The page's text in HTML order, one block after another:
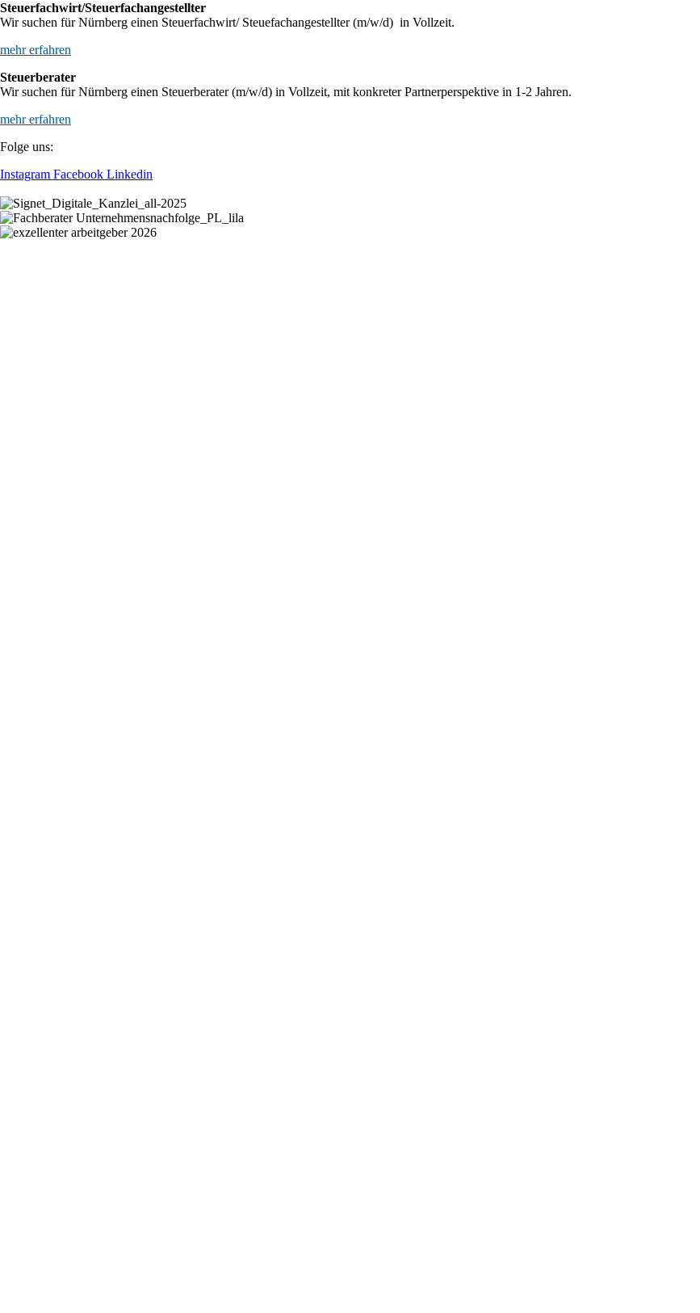
Steuerfachwirt/Steuerfachangestellter
Wir suchen für Nürnberg einen Steuerfachwirt/ Steuefachangestellter (m/w/d) in Vollzeit.
mehr erfahren
Steuerberater
Wir suchen für Nürnberg einen Steuerberater (m/w/d) in Vollzeit, mit konkreter Partnerperspektive in 1-2 Jahren.
mehr erfahren
Folge uns:
Instagram Facebook Linkedin